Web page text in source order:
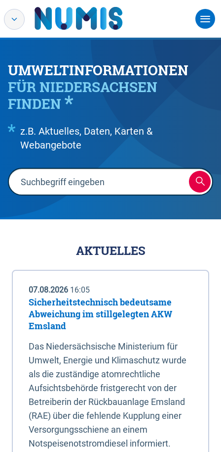
UMWELTINFORMATIONEN
FÜR NIEDERSACHSEN
FINDEN
z.B. Aktuelles, Daten, Karten &
Webangebote
AKTUELLES
07.08.2026 16:05
Sicherheitstechnisch bedeutsame
Abweichung im stillgelegten AKW
Emsland
Das Niedersächsische Ministerium für
Umwelt, Energie und Klimaschutz wurde
als die zuständige atomrechtliche
Aufsichtsbehörde fristgerecht von der
Betreiberin der Rückbauanlage Emsland
(RAE) über die fehlende Kupplung einer
Versorgungsschiene an einem
Notspeisenotstromdiesel informiert.